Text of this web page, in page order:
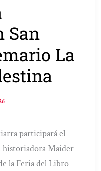
San
La
participará el
historiadora Maider
la Feria del Libro